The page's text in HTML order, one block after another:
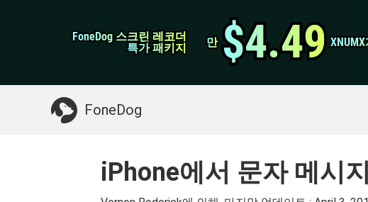
FoneDog 스크린 레코더
FoneDog 스크린 레코더
특가 패키지
특가 패키지 만
만 $4.49
$4.49
FoneDog
iPhone 클리너
필요한 것 : Mac 정리
iPhone에서 문자 메시